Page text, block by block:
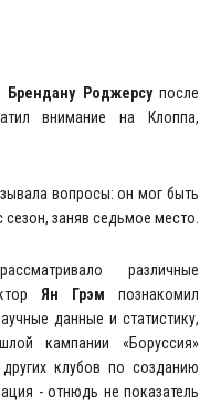
Брендану Роджерсупосле
внимание на Клоппа,
вопросы: он мог быть
сезон, заняв седьмое место.
различные
Ян Грэм познакомил
данные и статистику,
кампании «Боруссия»
клубов по созданию
- отнюдь не показатель